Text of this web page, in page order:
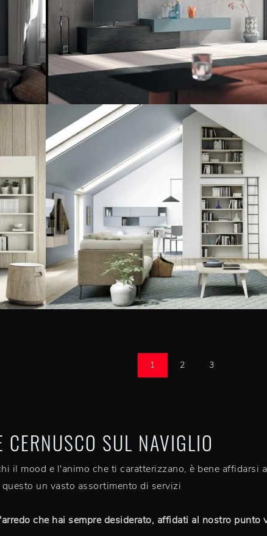
1 2 3
CERNUSCO SUL NAVIGLIO
il mood e l'animo che ti caratterizzano, è bene
un vasto assortimento di servizi
che hai sempre desiderato, affidati al nostro